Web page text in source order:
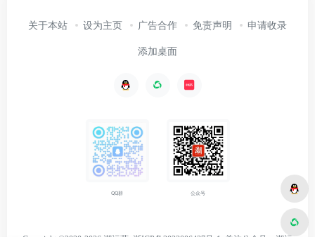
关于本站 设为主页 广告合作 免责声明 申请收录
添加桌面
QQ群 公众号